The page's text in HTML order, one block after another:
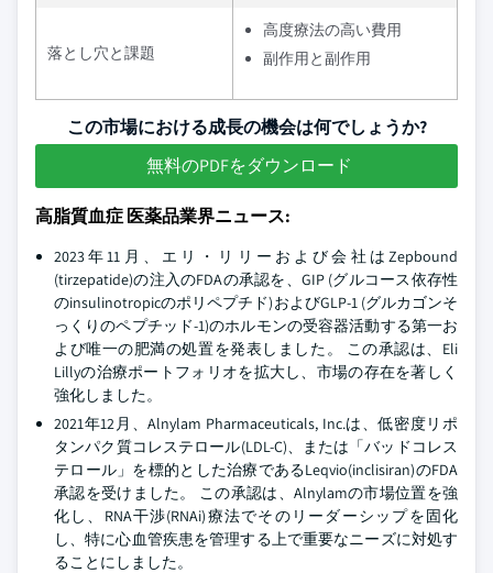
落とし穴と課題
高度療法の高い費用
副作用と副作用
この市場における成長の機会は何でしょうか?
無料のPDFをダウンロード
高脂質血症 医薬品業界ニュース:
2023年11月、エリ・リリーおよび会社はZepbound
(tirzepatide)の注入のFDAの承認を、GIP (グルコース依存性
のinsulinotropicのポリペプチド)およびGLP-1 (グルカゴンそ
っくりのペプチッド-1)のホルモンの受容器活動する第一お
よび唯一の肥満の処置を発表しました。 この承認は、Eli
Lillyの治療ポートフォリオを拡大し、市場の存在を著しく
強化しました。
2021年12月、Alnylam Pharmaceuticals, Inc.は、低密度リポ
タンパク質コレステロール(LDL-C)、または「バッドコレス
テロール」を標的とした治療であるLeqvio(inclisiran)のFDA
承認を受けました。 この承認は、Alnylamの市場位置を強
化し、RNA干渉(RNAi)療法でそのリーダーシップを固化
し、特に心血管疾患を管理する上で重要なニーズに対処す
ることにしました。